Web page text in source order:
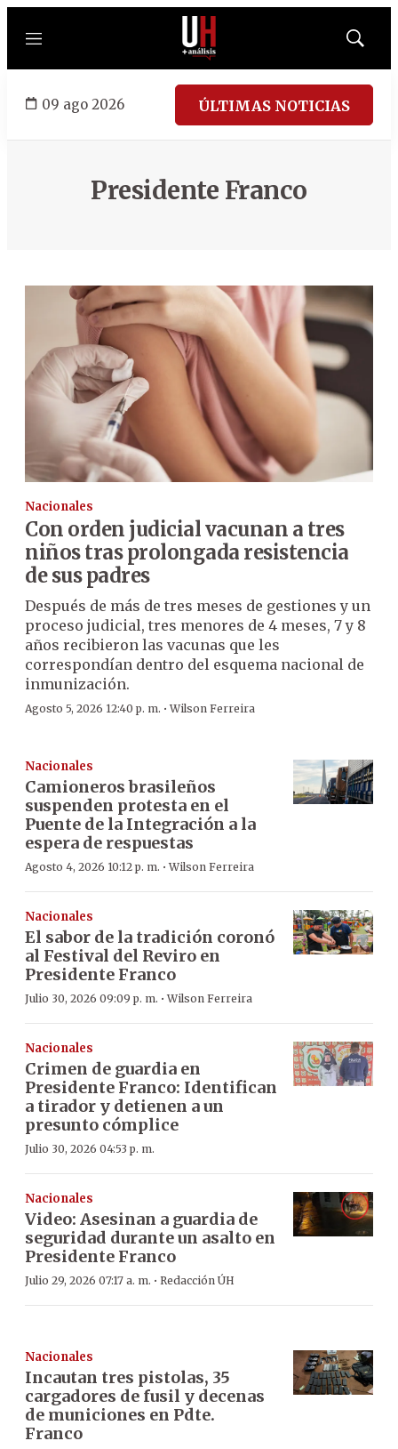
Menú
Mostrar
09 ago 2026 ÚLTIMAS NOTICIAS
Presidente Franco
Nacionales
Con orden judicial vacunan a tres
niños tras prolongada resistencia
de sus padres
Después de más de tres meses de gestiones y un
proceso judicial, tres menores de 4 meses, 7 y 8
años recibieron las vacunas que les
correspondían dentro del esquema nacional de
inmunización.
Agosto 5, 2026 12:40 p. m. ·Wilson Ferreira
Nacionales
Camioneros brasileños
suspenden protesta en el
Puente de la Integración a la
espera de respuestas
Agosto 4, 2026 10:12 p. m. ·Wilson Ferreira
Nacionales
El sabor de la tradición coronó
al Festival del Reviro en
Presidente Franco
Julio 30, 2026 09:09 p. m. ·Wilson Ferreira
Nacionales
Crimen de guardia en
Presidente Franco: Identifican
a tirador y detienen a un
presunto cómplice
Julio 30, 2026 04:53 p. m.
Nacionales
Video: Asesinan a guardia de
seguridad durante un asalto en
Presidente Franco
Julio 29, 2026 07:17 a. m. · Redacción ÚH
Nacionales
Incautan tres pistolas, 35
cargadores de fusil y decenas
de municiones en Pdte.
Franco